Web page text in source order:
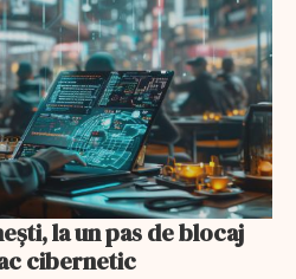
la un pas de blocaj
cibernetic